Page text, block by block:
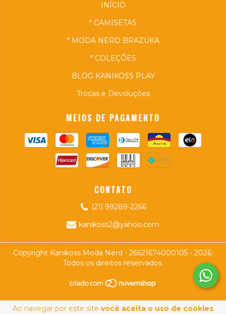
Ao navegar por este site você aceita o uso de cookies
INÍCIO
* CAMISETAS
* MODA NERD BRAZUKA
* COLEÇÕES
BLOG KANIKOSS PLAY
Trocas e Devoluções
MEIOS DE PAGAMENTO
CONTATO
(21) 99289-2266
kanikoss2@yahoo.com
Copyright Kanikoss Moda Nerd - 26621674000105 - 2026.
Todos os direitos reservados.